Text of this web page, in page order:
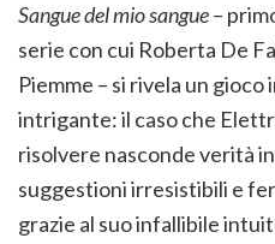
Sangue del mio sangue–
serie con cui Roberta De
Piemme – si rivela un
intrigante: il caso che
risolvere nasconde verità
suggestioni irresistibili e
grazie al suo infallibile